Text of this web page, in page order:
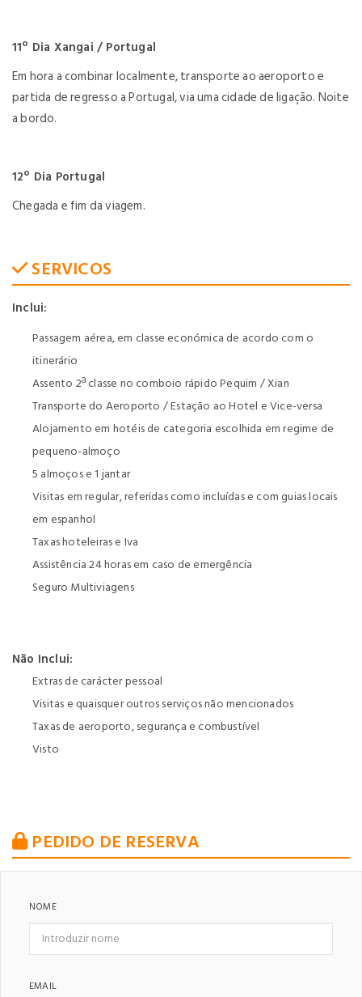
11º Dia Xangai / Portugal
Em hora a combinar localmente, transporte ao aeroporto e
partida de regresso a Portugal, via uma cidade de ligação. Noite
a bordo.
12º Dia Portugal
Chegada e fim da viagem.
SERVICOS
Inclui:
Passagem aérea, em classe económica de acordo com o
itinerário
Assento 2ª classe no comboio rápido Pequim / Xian
Transporte do Aeroporto / Estação ao Hotel e Vice-versa
Alojamento em hotéis de categoria escolhida em regime de
pequeno-almoço
5 almoços e 1 jantar
Visitas em regular, referidas como incluídas e com guias locais
em espanhol
Taxas hoteleiras e Iva
Assistência 24 horas em caso de emergência
Seguro Multiviagens
Não Inclui:
Extras de carácter pessoal
Visitas e quaisquer outros serviços não mencionados
Taxas de aeroporto, segurança e combustível
Visto
PEDIDO DE RESERVA
NOME
EMAIL